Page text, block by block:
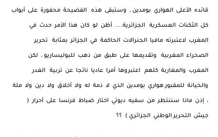
قائده الأعلى الهواري بومدين ، وستبقى هذه الفضيحة محفورة على أبواب
كل الثكنات العسكرية الجزائرية.... أظن لو كان هذا الأمر حدث في
المغرب لاعتبرته مافيا الجنرالات الحاكمة في الجزائر بمثابة تحرير
الصحراء المغربية وتقديمها على طبق من ذهب للبوليساريو ، لكن
المغرب والمغاربة كلهم اعتبروها أمرا عاديا ناتجا عن تربية الغدر
والخيانة للمقبور هواري بومدين الذي لا ذمة له ولا أخلاق ولا دين ولا ملة
، إذن ماذا سننتظر من سفيه ديوتي اختار ضباط فرنسا على أحرار (
جيش التحرير الوطني الجزائري ) ؟؟